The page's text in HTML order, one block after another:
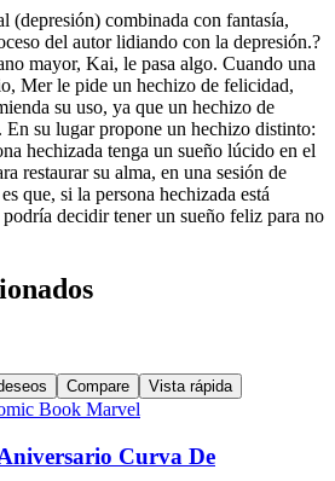
(depresión) combinada con fantasía,
del autor lidiando con la depresión.?
mayor, Kai, le pasa algo. Cuando una
Mer le pide un hechizo de felicidad,
su uso, ya que un hechizo de
su lugar propone un hechizo distinto:
hechizada tenga un sueño lúcido en el
restaurar su alma, en una sesión de
que, si la persona hechizada está
decidir tener un sueño feliz para no
Compare Vista rápida
Book Marvel
Curva De